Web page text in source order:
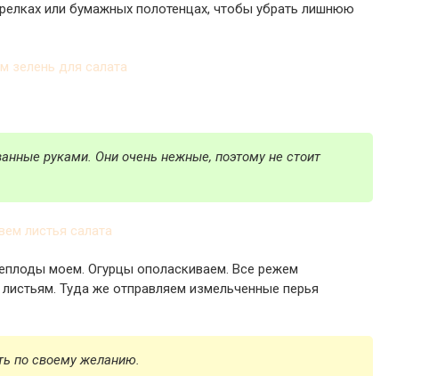
или бумажных полотенцах, чтобы убрать лишнюю
руками. Они очень нежные, поэтому не стоит
моем. Огурцы ополаскиваем. Все режем
Туда же отправляем измельченные перья
по своему желанию.